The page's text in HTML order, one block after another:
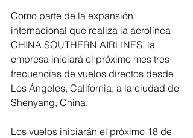
Como parte de la expansión
internacional que realiza la aerolínea
CHINA SOUTHERN AIRLINES, la
empresa iniciará el próximo mes tres
frecuencias de vuelos directos desde
Los Ángeles, California, a la ciudad de
Shenyang, China.
Los vuelos iniciarán el próximo 18 de